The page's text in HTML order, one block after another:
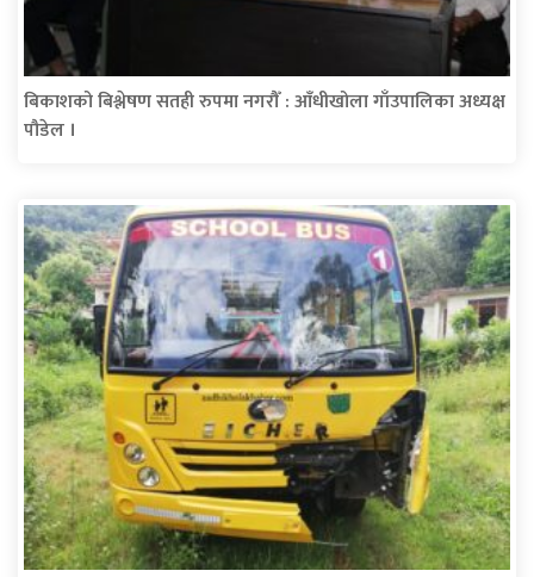
बिकाशको बिश्लेषण सतही रुपमा नगरौँ : आँधीखोला गाँउपालिका अध्यक्ष
पौडेल ।